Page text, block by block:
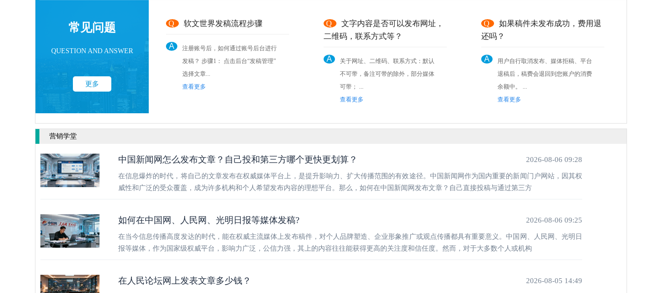
常见问题
QUESTION AND ANSWER
更多
Q 软文世界发稿流程步骤
A
注册账号后，如何通过账号后台进行
发稿？ 步骤1： 点击后台“发稿管理”
选择文章...
查看更多
Q
文字内容是否可以发布网址，
二维码，联系方式等？
A
关于网址、二维码、联系方式：默认
不可带，备注可带的除外，部分媒体
可带； ...
查看更多
Q
如果稿件未发布成功，费用退
还吗？
A
用户自行取消发布、媒体拒稿、平台
退稿后，稿费会退回到您账户的消费
余额中。 ...
查看更多
营销学堂
中国新闻网怎么发布文章？自己投和第三方哪个更快更划算？ 2026-08-06 09:28
在信息爆炸的时代，将自己的文章发布在权威媒体平台上，是提升影响力、扩大传播范围的有效途径。中国新闻网作为国内重要的新闻门户网站，因其权
威性和广泛的受众覆盖，成为许多机构和个人希望发布内容的理想平台。那么，如何在中国新闻网发布文章？自己直接投稿与通过第三方
如何在中国网、人民网、光明日报等媒体发稿? 2026-08-06 09:25
在当今信息传播高度发达的时代，能在权威主流媒体上发布稿件，对个人品牌塑造、企业形象推广或观点传播都具有重要意义。中国网、人民网、光明日
报等媒体，作为国家级权威平台，影响力广泛，公信力强，其上的内容往往能获得更高的关注度和信任度。然而，对于大多数个人或机构
在人民论坛网上发表文章多少钱？ 2026-08-05 14:49